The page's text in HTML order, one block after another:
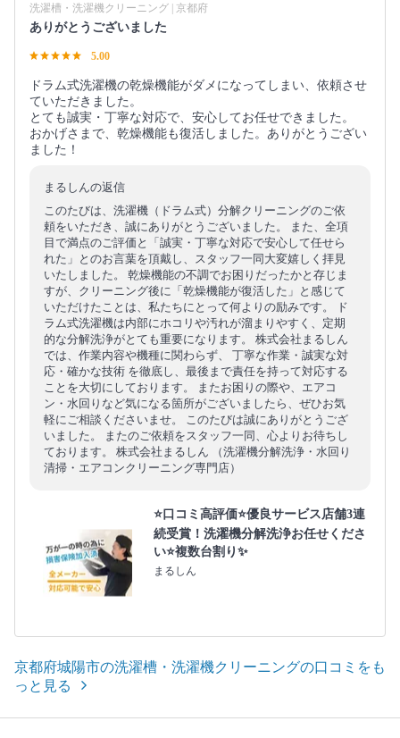
洗濯槽・洗濯機クリーニング | 京都府
ありがとうございました
5.00
ドラム式洗濯機の乾燥機能がダメになってしまい、依頼させ
ていただきました。
とても誠実・丁寧な対応で、安心してお任せできました。
おかげさまで、乾燥機能も復活しました。ありがとうござい
ました！
まるしんの返信
このたびは、洗濯機（ドラム式）分解クリーニングのご依
頼をいただき、誠にありがとうございました。 また、全項
目で満点のご評価と「誠実・丁寧な対応で安心して任せら
れた」とのお言葉を頂戴し、スタッフ一同大変嬉しく拝見
いたしました。 乾燥機能の不調でお困りだったかと存じま
すが、クリーニング後に「乾燥機能が復活した」と感じて
いただけたことは、私たちにとって何よりの励みです。 ド
ラム式洗濯機は内部にホコリや汚れが溜まりやすく、定期
的な分解洗浄がとても重要になります。 株式会社まるしん
では、作業内容や機種に関わらず、 丁寧な作業・誠実な対
応・確かな技術 を徹底し、最後まで責任を持って対応する
ことを大切にしております。 またお困りの際や、エアコ
ン・水回りなど気になる箇所がございましたら、ぜひお気
軽にご相談くださいませ。 このたびは誠にありがとうござ
いました。 またのご依頼をスタッフ一同、心よりお待ちし
ております。 株式会社まるしん （洗濯機分解洗浄・水回り
清掃・エアコンクリーニング専門店）
⭐口コミ高評価⭐優良サービス店舗3連
続受賞！洗濯機分解洗浄お任せくださ
い⭐複数台割り✨
まるしん
京都府城陽市の洗濯槽・洗濯機クリーニングの口コミをも
っと見る